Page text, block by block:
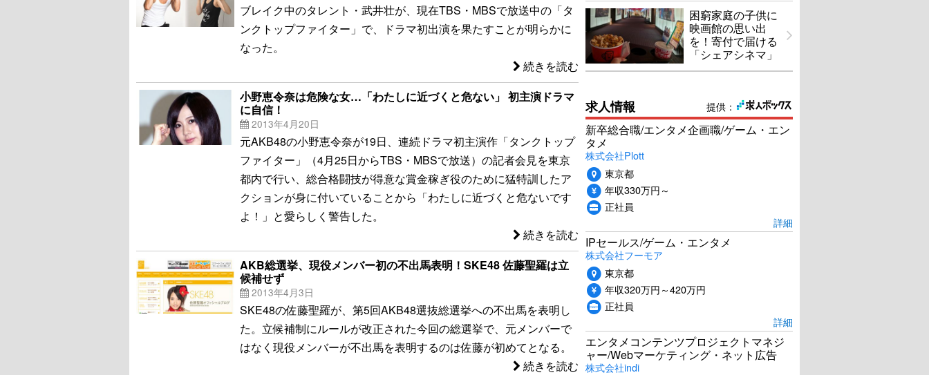
ブレイク中のタレント・武井壮が、現在TBS・MBSで放送中の「タ
ンクトップファイター」で、ドラマ初出演を果たすことが明らかに
なった。
続きを読む
小野恵令奈は危険な女…「わたしに近づくと危ない」 初主演ドラマ
に自信！
2013年4月20日
元AKB48の小野恵令奈が19日、連続ドラマ初主演作「タンクトップ
ファイター」（4月25日からTBS・MBSで放送）の記者会見を東京
都内で行い、総合格闘技が得意な賞金稼ぎ役のために猛特訓したア
クションが身に付いていることから「わたしに近づくと危ないです
よ！」と愛らしく警告した。
続きを読む
AKB総選挙、現役メンバー初の不出馬表明！SKE48 佐藤聖羅は立
候補せず
2013年4月3日
SKE48の佐藤聖羅が、第5回AKB48選抜総選挙への不出馬を表明し
た。立候補制にルールが改正された今回の総選挙で、元メンバーで
はなく現役メンバーが不出馬を表明するのは佐藤が初めてとなる。
続きを読む
困窮家庭の子供に
映画館の思い出
を！寄付で届ける
「シェアシネマ」
提供：
求人情報
新卒総合職/エンタメ企画職/ゲーム・エン
タメ
株式会社Plott
東京都
年収330万円～
正社員
詳細
IPセールス/ゲーム・エンタメ
株式会社フーモア
東京都
年収320万円～420万円
正社員
詳細
エンタメコンテンツプロジェクトマネジ
ャー/Webマーケティング・ネット広告
株式会社indi